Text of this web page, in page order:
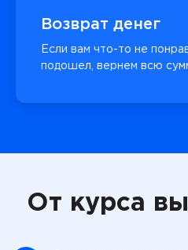
Возврат денег
Если вам что-то не
подошел, вернем всю
От курса